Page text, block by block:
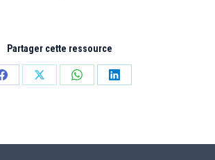
Partager cette ressource
PartagerPartagerPartagerPartager